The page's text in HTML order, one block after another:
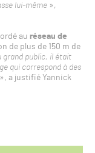
lui-même»,
au réseau de
de plus de 150 m de
grand public, il était
qui correspond à des
a justifié Yannick